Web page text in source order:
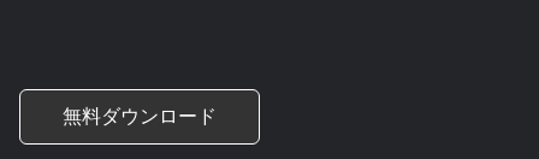
無料ダウンロード